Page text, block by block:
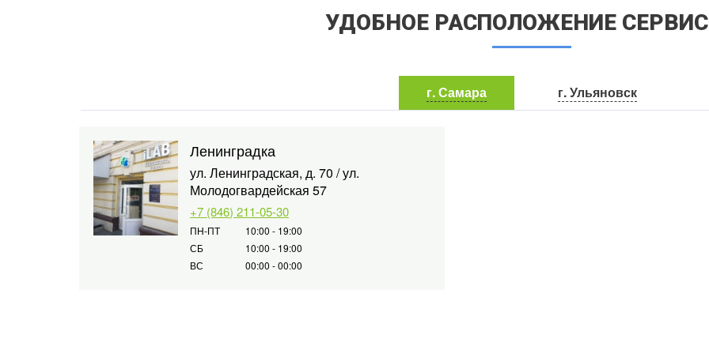
УДОБНОЕ РАСПОЛОЖЕНИЕ
г. Самара г. Ульяновск
Ленинградка
ул. Ленинградская, д. 70 / ул.
Молодогвардейская 57
+7 (846) 211-05-30
ПН-ПТ
10:00 - 19:00
СБ
10:00 - 19:00
ВС
00:00 - 00:00